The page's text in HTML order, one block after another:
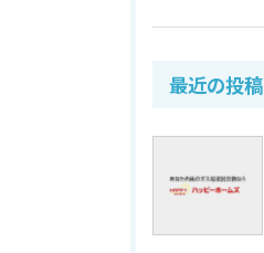
最近の投稿